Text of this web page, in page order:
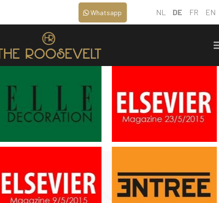
NL DE FR EN
Whatsapp